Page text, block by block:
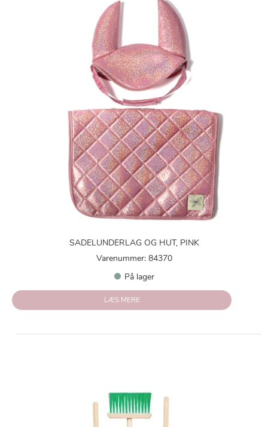
SADELUNDERLAG OG HUT, PINK
Varenummer: 84370
På lager
LÆS MERE